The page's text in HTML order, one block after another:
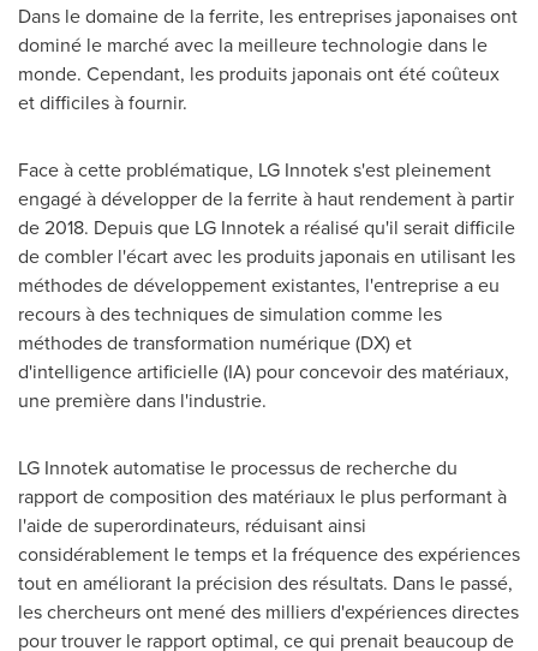
Dans le domaine de la ferrite, les entreprises japonaises ont
dominé le marché avec la meilleure technologie dans le
monde. Cependant, les produits japonais ont été coûteux
et difficiles à fournir.
Face à cette problématique, LG Innotek s'est pleinement
engagé à développer de la ferrite à haut rendement à partir
de 2018. Depuis que LG Innotek a réalisé qu'il serait difficile
de combler l'écart avec les produits japonais en utilisant les
méthodes de développement existantes, l'entreprise a eu
recours à des techniques de simulation comme les
méthodes de transformation numérique (DX) et
d'intelligence artificielle (IA) pour concevoir des matériaux,
une première dans l'industrie.
LG Innotek automatise le processus de recherche du
rapport de composition des matériaux le plus performant à
l'aide de superordinateurs, réduisant ainsi
considérablement le temps et la fréquence des expériences
tout en améliorant la précision des résultats. Dans le passé,
les chercheurs ont mené des milliers d'expériences directes
pour trouver le rapport optimal, ce qui prenait beaucoup de